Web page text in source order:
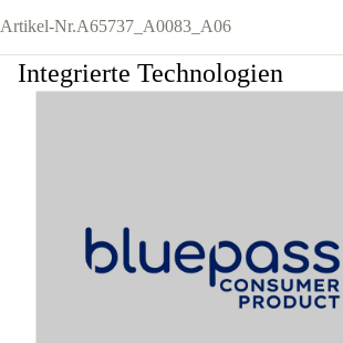
Artikel-Nr.A65737_A0083_A06
Integrierte Technologien